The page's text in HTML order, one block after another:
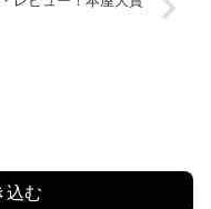
込む